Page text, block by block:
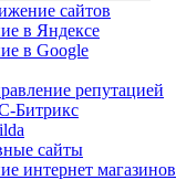
сайтов
в Яндексе
в Google
репутацией
Битрикс
сайты
интернет магазинов